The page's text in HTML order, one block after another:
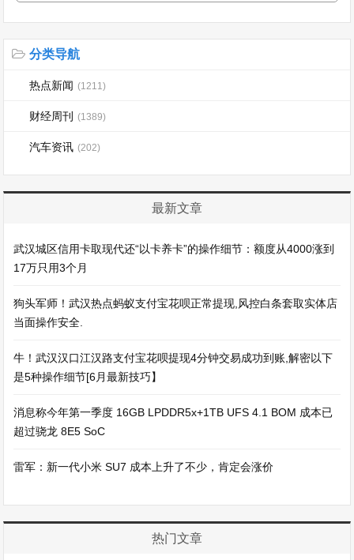
分类导航
热点新闻 (1211)
财经周刊 (1389)
汽车资讯 (202)
最新文章
武汉城区信用卡取现代还“以卡养卡”的操作细节：额度从4000涨到
17万只用3个月
狗头军师！武汉热点蚂蚁支付宝花呗正常提现,风控白条套取实体店
当面操作安全.
牛！武汉汉口江汉路支付宝花呗提现4分钟交易成功到账,解密以下
是5种操作细节[6月最新技巧】
消息称今年第一季度 16GB LPDDR5x+1TB UFS 4.1 BOM 成本已
超过骁龙 8E5 SoC
雷军：新一代小米 SU7 成本上升了不少，肯定会涨价
热门文章